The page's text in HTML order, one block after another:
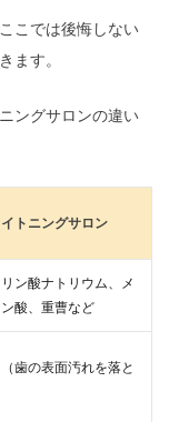
こでは後悔しない
ます。
ングサロンの違い
トニングサロン
ン酸ナトリウム、メ
酸、重曹など
歯の表面汚れを落と